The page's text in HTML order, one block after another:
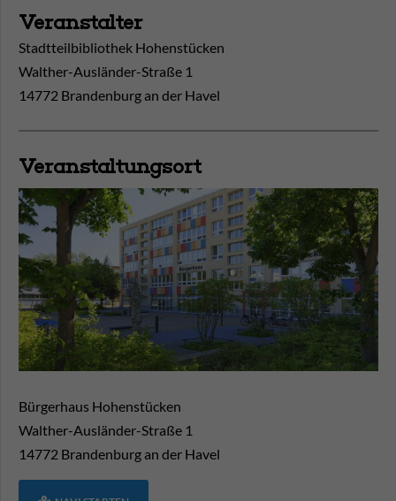
Veranstalter
Stadtteilbibliothek Hohenstücken
Walther-Ausländer-Straße 1
14772 Brandenburg an der Havel
Veranstaltungsort
Bürgerhaus Hohenstücken
Walther-Ausländer-Straße 1
14772 Brandenburg an der Havel